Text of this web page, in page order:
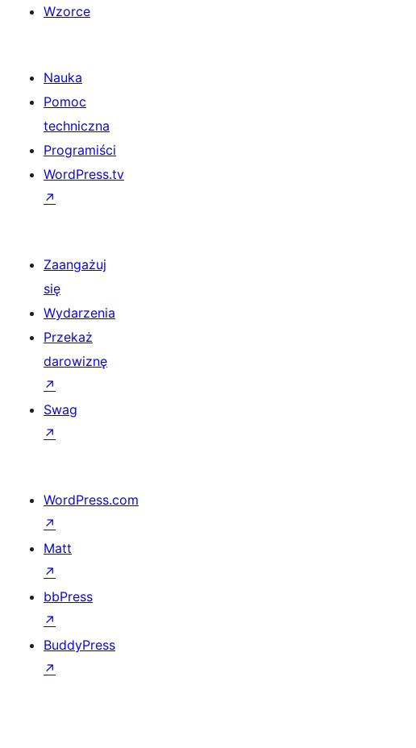
Wzorce
Nauka
Pomoc
techniczna
Programiści
WordPress.tv
↗
Zaangażuj
się
Wydarzenia
Przekaż
darowiznę
↗
Swag
↗
WordPress.com
↗
Matt
↗
bbPress
↗
BuddyPress
↗